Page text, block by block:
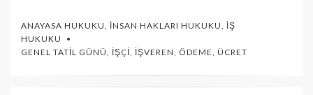
ANAYASA HUKUKU İNSAN HAKLARI HUKUKU
İŞ
HUKUKU
GENEL TATIL GÜNÜ
İŞÇI İŞVEREN ÖDEME ÜCRET